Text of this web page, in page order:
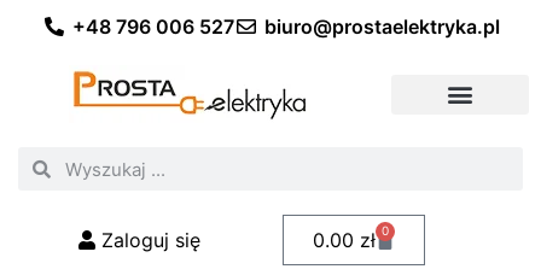
+48 796 006 527 biuro@prostaelektryka.pl
Zaloguj się 0.00 zł 0